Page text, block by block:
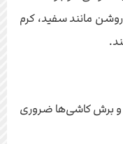
مانند سفید، کرم
و برش کاشی‌ها ضروری